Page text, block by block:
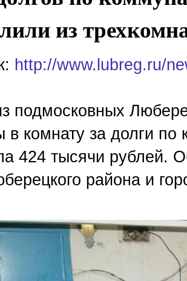
из
http://www.lubreg.ru/
подмосковных
в комнату за долги
424 тысячи рублей.
района и